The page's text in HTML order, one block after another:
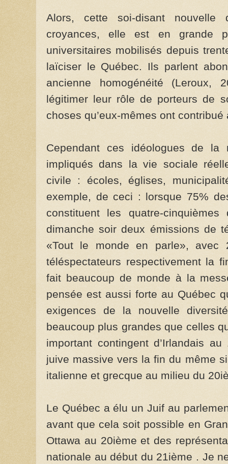
Alors, cette soi-disant
croyances, elle est en grande
universitaires mobilisés depuis
laïciser le Québec. Ils parlent
ancienne homogénéité
légitimer leur rôle de porteurs de
choses qu’eux-mêmes ont contribué
Cependant ces idéologues de
impliqués dans la vie sociale
civile : écoles, églises,
exemple, de ceci : lorsque 75%
constituent les quatre-
dimanche soir deux émissions de
«Tout le monde en parle»,
téléspectateurs respectivement la
fait beaucoup de monde à la
pensée est aussi forte au Québec
exigences de la nouvelle
beaucoup plus grandes que celles
important contingent d’Irlandais
juive massive vers la fin du même
italienne et grecque au milieu du
Le Québec a élu un Juif au
avant que cela soit possible en
Ottawa au 20ième et des
nationale au début du 21ième . Je